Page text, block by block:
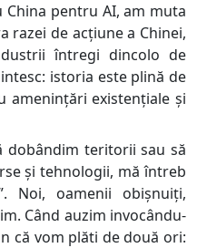
China pentru AI, am muta
razei de acțiune a Chinei,
întregi dincolo de
istoria este plină de
amenințări existențiale și
dobândim teritorii sau să
și tehnologii, mă întreb
Noi, oamenii obișnuiți,
Când auzim invocându-
că vom plăti de două ori: